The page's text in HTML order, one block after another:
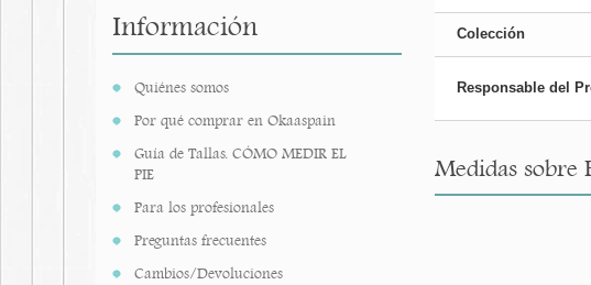
Información
Quiénes somos
Por qué comprar en Okaaspain
Guía de Tallas. CÓMO MEDIR EL
PIE
Para los profesionales
Preguntas frecuentes
Cambios/Devoluciones
Colección
Responsable del
Medidas sobre